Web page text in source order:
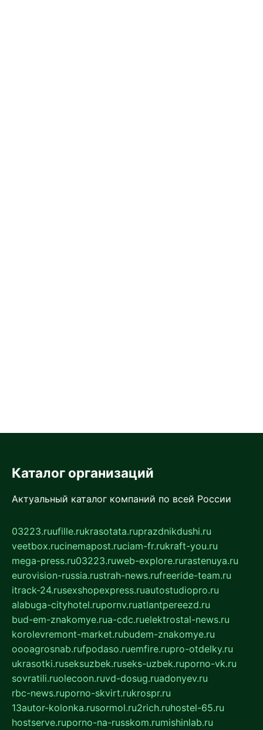
Каталог организаций
Актуальный каталог компаний по всей России
03223.ruufille.rukrasotata.ruprazdnikdushi.ru
veetbox.rucinemapost.ruciam-fr.rukraft-you.ru
mega-press.ru03223.ruweb-explore.rurastenuya.ru
eurovision-russia.rustrah-news.rufreeride-team.ru
itrack-24.rusexshopexpress.ruautostudiopro.ru
alabuga-cityhotel.rupornv.ruatlantpereezd.ru
bud-em-znakomye.rua-cdc.ruelektrostal-news.ru
korolevremont-market.rubudem-znakomye.ru
oooagrosnab.rufpodaso.ruemfire.rupro-otdelky.ru
ukrasotki.ruseksuzbek.ruseks-uzbek.ruporno-vk.ru
sovratili.ruolecoon.ruvd-dosug.ruadonyev.ru
rbc-news.ruporno-skvirt.rukrospr.ru
13autor-kolonka.rusormol.ru2rich.ruhostel-65.ru
hostserve.ruporno-na-russkom.rumishinlab.ru